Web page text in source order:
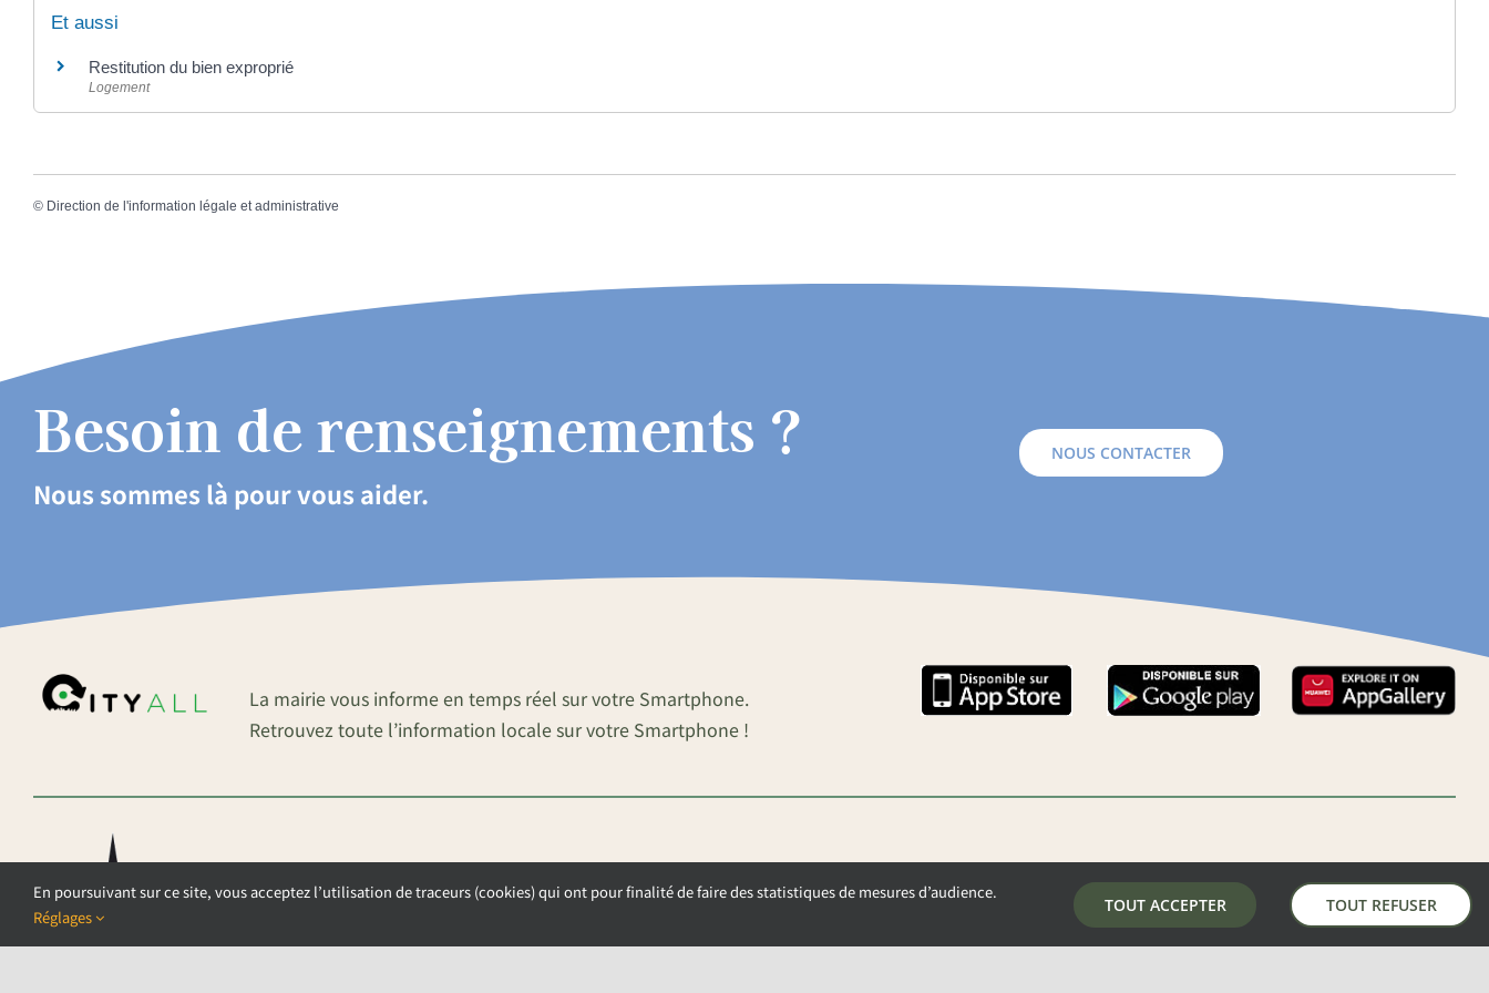
Et aussi
Restitution du bien exproprié
Logement
© Direction de l'information légale et administrative
Besoin de renseignements ?
Nous sommes là pour vous aider.
NOUS CONTACTER
La mairie vous informe en temps réel sur votre Smartphone.
Retrouvez toute l’information locale sur votre Smartphone !
OUVERTURE DE LA MAIRIE LA MAIRIE DE AUNAY-SOUS-AUNEAU
5 place de la mairie, 28700 Aunay-Sous-Auneau
En poursuivant sur ce site, vous acceptez l’utilisation de traceurs (cookies) qui ont pour finalité de faire des statistiques de mesures d’audience.
Réglages
TOUT ACCEPTER TOUT REFUSER